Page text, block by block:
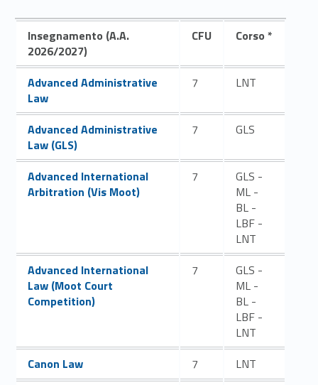
Insegnamento (A.A.
2026/2027)
CFU Corso *
Link identifier #identifier__28908-1
Advanced Administrative
Law
7 LNT
Link identifier #identifier__30874-2
Advanced Administrative
Law (GLS)
7 GLS
Link identifier #identifier__73579-3
Advanced International
Arbitration (Vis Moot)
7
GLS -
ML -
BL -
LBF -
LNT
Link identifier #identifier__194119-4
Advanced International
Law (Moot Court
Competition)
7
GLS -
ML -
BL -
LBF -
LNT
Link identifier #identifier__43184-5
Canon Law 7
LNT